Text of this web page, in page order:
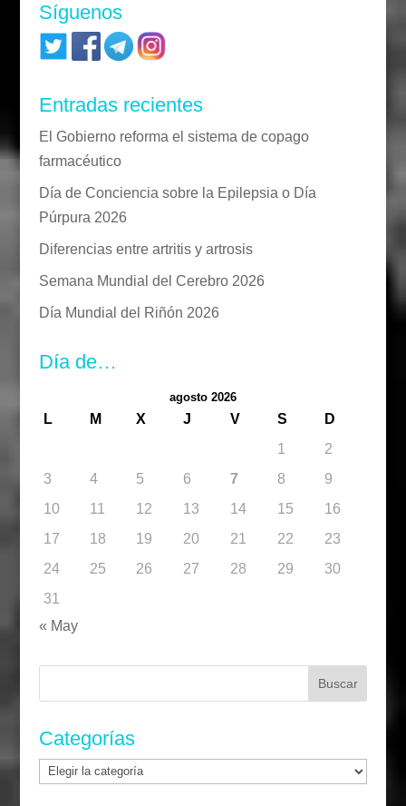
Síguenos
Entradas recientes
El Gobierno reforma el sistema de copago
farmacéutico
Día de Conciencia sobre la Epilepsia o Día
Púrpura 2026
Diferencias entre artritis y artrosis
Semana Mundial del Cerebro 2026
Día Mundial del Riñón 2026
Día de…
agosto 2026
L M X J V S
D
1
2
3
4 5 6 7 8
9
10
11 12 13 14 15
16
17
18 19 20 21 22
23
24
25 26 27 28 29
30
31
« May
Categorías
Categorías